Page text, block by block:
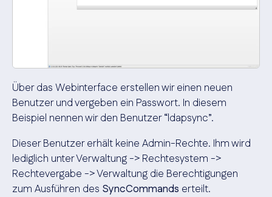
Über das Webinterface erstellen wir einen neuen
Benutzer und vergeben ein Passwort. In diesem
Beispiel nennen wir den Benutzer “ldapsync”.
Dieser Benutzer erhält keine Admin-Rechte. Ihm wird
lediglich unter Verwaltung -> Rechtesystem ->
Rechtevergabe -> Verwaltung die Berechtigungen
zum Ausführen des SyncCommands erteilt.